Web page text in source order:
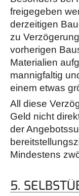
freigegeben
derzeitigen
zu
vorherigen
Materialien
mannigfaltig
einem etwas
All diese
Geld nicht
der
Mindestens
5.